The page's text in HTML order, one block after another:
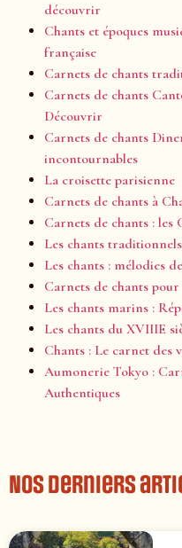
découvrir
Chants et époques
française
Carnets de chants
Carnets de chants
Découvrir
Carnets de chants
incontournables
La croisette parisienne
Carnets de chants à
Carnets de chants : les
Les chants
Les chants : mélodies
Carnets de chants
Les chants marins :
Les chants du XVIIIE
Chants : Le carnet des
Aumonerie Tokyo :
Authentiques
Nos derniers